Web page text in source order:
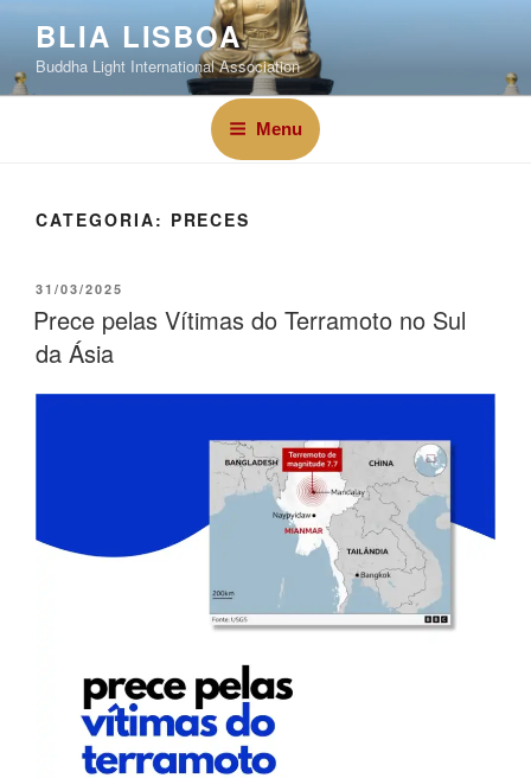
BLIA LISBOA
Buddha Light International Association
Menu
CATEGORIA: PRECES
31/03/2025
Prece pelas Vítimas do Terramoto no Sul
da Ásia